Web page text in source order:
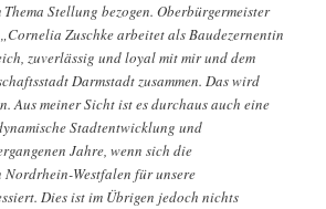
Stellung bezogen. Oberbürgermeister
Zuschke arbeitet als Baudezernentin
zuverlässig und loyal mit mir und dem
Darmstadt zusammen. Das wird
Aus meiner Sicht ist es durchaus auch eine
Stadtentwicklung und
Jahre, wenn sich die
Westfalen für unsere
Dies ist im Übrigen jedoch nichts